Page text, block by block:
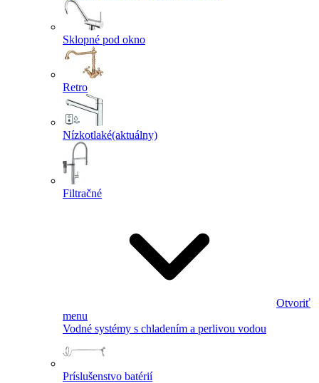
Sklopné pod okno
Retro
Nízkotlaké(aktuálny)
Filtračné
Otvoriť
menu
Vodné systémy s chladením a perlivou vodou
Príslušenstvo batérií